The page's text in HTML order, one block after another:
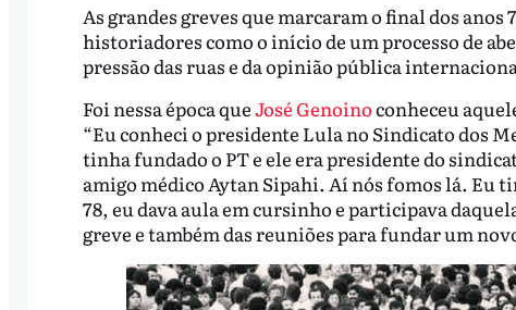
As grandes greves que marcaram o final dos
historiadores como o início de um processo de
pressão das ruas e da opinião pública
Foi nessa época queJosé Genoinoconheceu
“Eu conheci o presidente Lula no Sindicato dos
tinha fundado o PT e ele era presidente do
amigo médico Aytan Sipahi. Aí nós fomos lá. Eu
78, eu dava aula em cursinho e participava
greve e também das reuniões para fundar um